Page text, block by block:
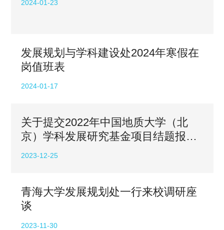
2024-01-23
发展规划与学科建设处2024年寒假在
岗值班表
2024-01-17
关于提交2022年中国地质大学（北
京）学科发展研究基金项目结题报告
的通知
2023-12-25
青海大学发展规划处一行来校调研座
谈
2023-11-30